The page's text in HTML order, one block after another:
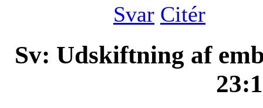
Svar Citér
Sv: Udskiftning af